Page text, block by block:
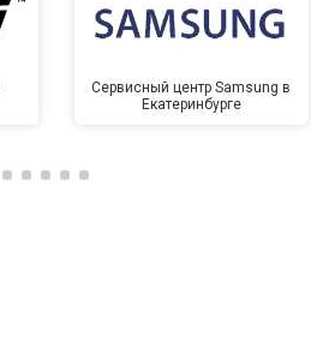
Сервисный центр Samsung в
Екатеринбурге